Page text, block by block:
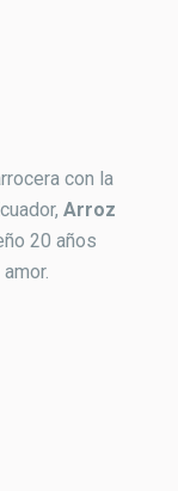
con la
Arroz
20 años